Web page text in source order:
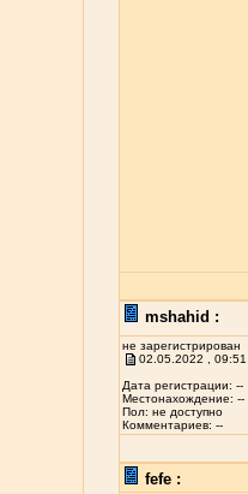
mshahid :
не зарегистрирован
02.05.2022 , 09:51
Дата регистрации: --
Местонахождение: --
Пол: не доступно
Комментариев: --
fefe :